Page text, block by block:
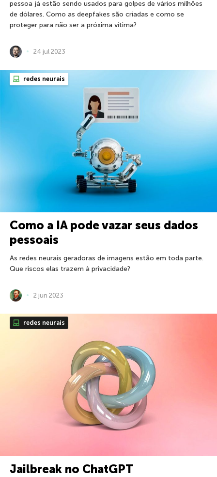
pessoa já estão sendo usados para golpes de vários milhões
de dólares. Como as deepfakes são criadas e como se
proteger para não ser a próxima vítima?
24 jul 2023
redes neurais
Como a IA pode vazar seus dados
pessoais
As redes neurais geradoras de imagens estão em toda parte.
Que riscos elas trazem à privacidade?
2 jun 2023
redes neurais
Jailbreak no ChatGPT